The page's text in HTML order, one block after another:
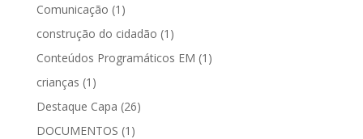
Comunicação (1)
construção do cidadão (1)
Conteúdos Programáticos EM (1)
crianças (1)
Destaque Capa (26)
DOCUMENTOS (1)